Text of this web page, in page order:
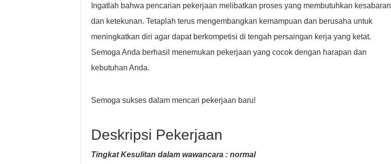
Ingatlah bahwa pencarian pekerjaan melibatkan proses yang membutuhkan kesabaran
dan ketekunan. Tetaplah terus mengembangkan kemampuan dan berusaha untuk
meningkatkan diri agar dapat berkompetisi di tengah persaingan kerja yang ketat.
Semoga Anda berhasil menemukan pekerjaan yang cocok dengan harapan dan
kebutuhan Anda.
Semoga sukses dalam mencari pekerjaan baru!
Deskripsi Pekerjaan
Tingkat Kesulitan dalam wawancara : normal